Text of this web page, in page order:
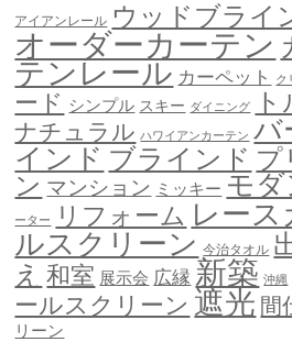
アイアンレール ウッドブライ
オーダーカーテン
テンレール カーペット ク
ード シンプル スキー ダイニング
ナチュラル ハワイアンカーテン バ
インド ブラインド プ
ン マンション ミッキー モダ
ーター リフォーム レース
ルスクリーン 今治タオル
え 和室 展示会 広縁 新築 沖縄
ールスクリーン 遮光 間
リーン